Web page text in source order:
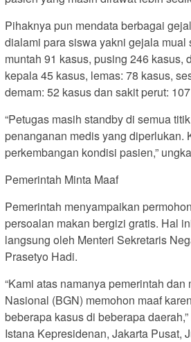
Pihaknya pun mendata berbagai
dialami para siswa yakni gejala mual
muntah 91 kasus, pusing 246 kasus,
kepala 45 kasus, lemas: 78 kasus,
demam: 52 kasus dan sakit perut:
“Petugas masih standby di semua
penanganan medis yang diperlukan.
perkembangan kondisi pasien,”
Pemerintah Minta Maaf
Pemerintah menyampaikan
persoalan makan bergizi gratis. Hal
langsung oleh Menteri Sekretaris
Prasetyo Hadi.
“Kami atas namanya pemerintah
Nasional (BGN) memohon maaf
beberapa kasus di beberapa
Istana Kepresidenan, Jakarta Pusat,